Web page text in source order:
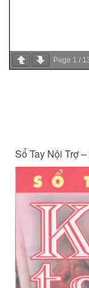
Page 1 /
Sổ Tay Nội Trợ